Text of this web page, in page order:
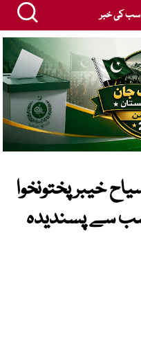
سب کی خبر
لاکھ سیاح خیبرپختونخوا
سے پسندیدہ